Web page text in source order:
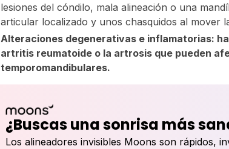
lesiones del cóndilo, mala alineación o una
articular localizado y unos chasquidos al mover
Alteraciones degenerativas e inflamatorias:
artritis reumatoide o la artrosis que pueden
temporomandibulares.
¿Buscas una sonrisa más
Los alineadores invisibles Moons son rápidos,